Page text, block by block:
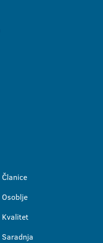
Članice
Osoblje
Kvalitet
Saradnja